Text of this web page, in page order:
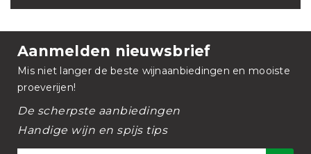
Aanmelden nieuwsbrief
Mis niet langer de beste wijnaanbiedingen en mooiste
proeverijen!
De scherpste aanbiedingen
Handige wijn en spijs tips